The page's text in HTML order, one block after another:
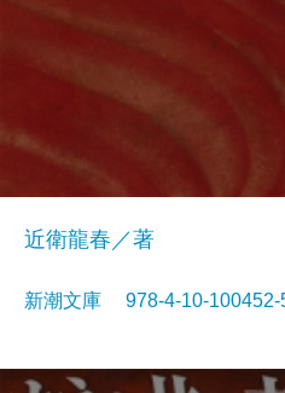
近衛龍春／著
新潮文庫 978-4-10-